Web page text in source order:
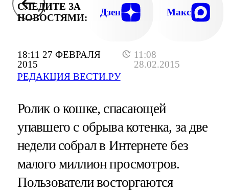
18:11 27 ФЕВРАЛЯ
2015
11:08
28.02.2015
РЕДАКЦИЯ ВЕСТИ.РУ
СЛЕДИТЕ ЗА
НОВОСТЯМИ:
Дзен Макс
Ролик о кошке, спасающей
упавшего с обрыва котенка, за две
недели собрал в Интернете без
малого миллион просмотров.
Пользователи восторгаются